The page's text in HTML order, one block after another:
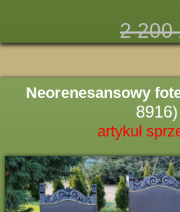
2 200
Neorenesansowy
8916)
artykuł